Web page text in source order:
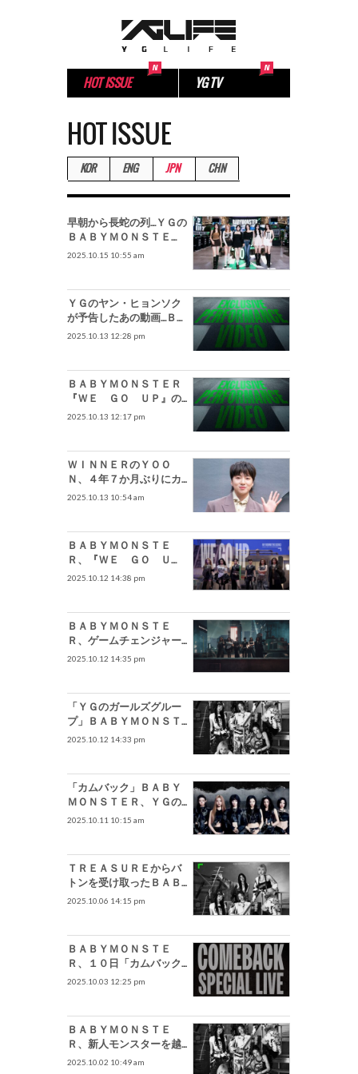
HOT ISSUE YG TV
HOT ISSUE
KOR ENG JPN CHN
早朝から長蛇の列…ＹＧの
ＢＡＢＹＭＯＮＳＴＥ
Ｒ、熱い
2025.10.15 10:55 am
ＹＧのヤン・ヒョンソク
が予告したあの動画…ＢＡ
ＢＹＭＯＮＳＴＥＲ、１
2025.10.13 12:28 pm
ＢＡＢＹＭＯＮＳＴＥＲ
『ＷＥ ＧＯ ＵＰ』の
ＭＶ、大ブレイク…３日で
2025.10.13 12:17 pm
ＷＩＮＮＥＲのＹＯＯ
Ｎ、４年７か月ぶりにカ
ムバック…１１月３日にソ
2025.10.13 10:54 am
ＢＡＢＹＭＯＮＳＴＥ
Ｒ、『ＷＥ ＧＯ Ｕ
Ｐ』のＭＶビハインド公
2025.10.12 14:38 pm
ＢＡＢＹＭＯＮＳＴＥ
Ｒ、ゲームチェンジャー
の帰還…『ＷＥ ＧＯ Ｕ
2025.10.12 14:35 pm
「ＹＧのガールズグルー
プ」ＢＡＢＹＭＯＮＳＴ
ＥＲ、さらなる高みを目
2025.10.12 14:33 pm
「カムバック」ＢＡＢＹ
ＭＯＮＳＴＥＲ、ＹＧの
ＤＮＡを受け継いで底知
2025.10.11 10:15 am
ＴＲＥＡＳＵＲＥからバ
トンを受け取ったＢＡＢ
ＹＭＯＮＳＴＥＲ、ＢＬ
2025.10.06 14:15 pm
ＢＡＢＹＭＯＮＳＴＥ
Ｒ、１０日「カムバック
スペシャルライブ」出演…
2025.10.03 12:25 pm
ＢＡＢＹＭＯＮＳＴＥ
Ｒ、新人モンスターを越
えてさらに高みへ…飛翔は
2025.10.02 10:49 am